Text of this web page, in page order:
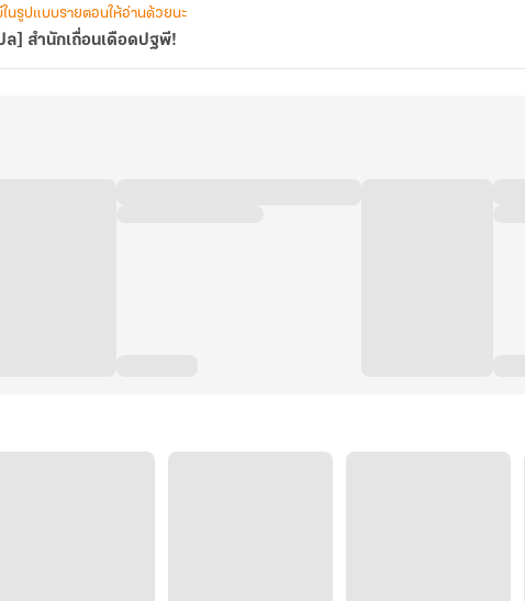
การสร้างโลกที่มีเพียงความยุติธรรมและกำจัดคนชั่วให้สิ้นซากไป
องใช้วิธีที่โหดร้ายกว่าที่พวกมันทำเสียอีก
ในรูปแบบรายตอนให้อ่านด้วยนะ
ล] สำนักเถื่อนเดือดปฐพี!